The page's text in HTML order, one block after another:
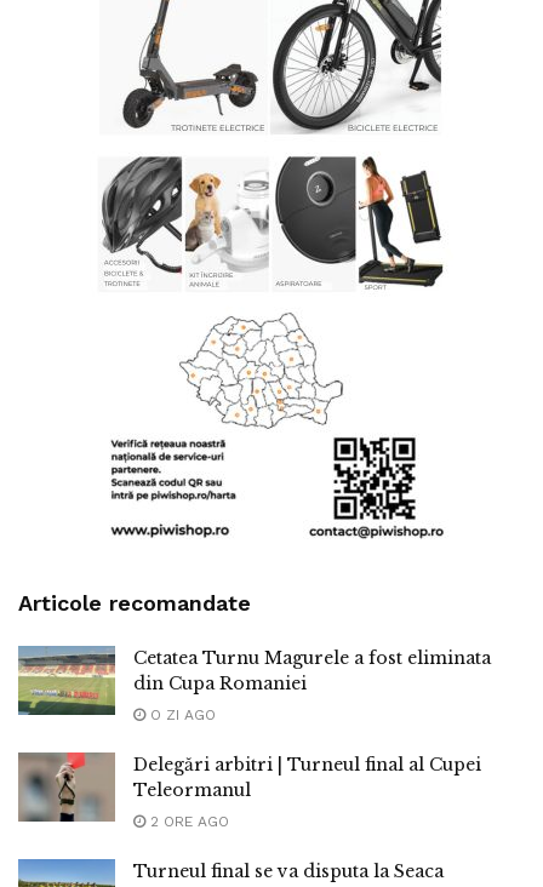
Articole recomandate
Cetatea Turnu Magurele a fost eliminata
din Cupa Romaniei
O ZI AGO
Delegări arbitri | Turneul final al Cupei
Teleormanul
2 ORE AGO
Turneul final se va disputa la Seaca